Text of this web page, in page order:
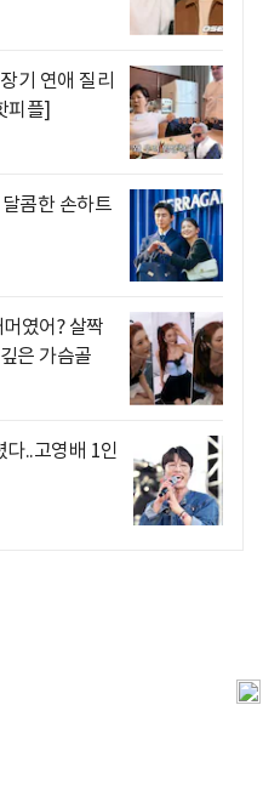
기 연애 질리
피플]
콤한 손하트
였어? 살짝
은 가슴골
다..고영배 1인